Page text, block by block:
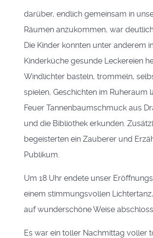
darüber, endlich gemeinsam in
Räumen anzukommen, war
Die Kinder konnten unter anderem
Kinderküche gesunde Leckereien
Windlichter basteln, trommeln,
spielen, Geschichten im Ruheraum
Feuer Tannenbaumschmuck aus
und die Bibliothek erkunden.
begeisterten ein Zauberer und
Publikum.
Um 18 Uhr endete unser
einem stimmungsvollen
auf wunderschöne Weise abschloss.
Es war ein toller Nachmittag voller